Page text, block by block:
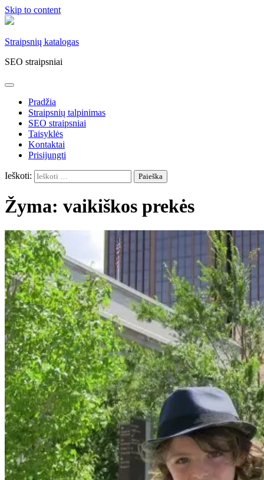
Skip to content
Straipsnių katalogas
SEO straipsniai
Pradžia
Straipsnių talpinimas
SEO straipsniai
Taisyklės
Kontaktai
Prisijungti
Ieškoti:
Žyma: vaikiškos prekės